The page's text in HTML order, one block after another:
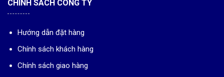
CHÍNH SÁCH CÔNG TY
Hướng dẫn đặt hàng
Chính sách khách hàng
Chính sách giao hàng